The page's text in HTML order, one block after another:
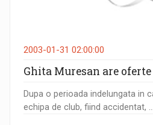
2003-01-31 02:00:00
Ghita Muresan are
Dupa o perioada indelungata in
echipa de club, fiind accidentat, ...